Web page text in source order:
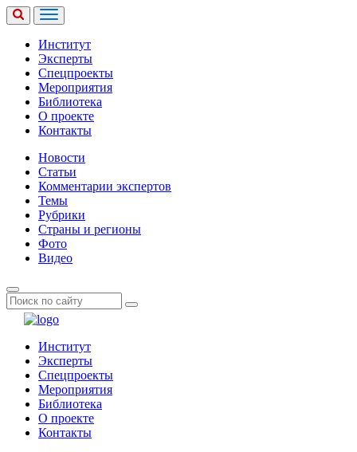
Институт
Эксперты
Спецпроекты
Мероприятия
Библиотека
О проекте
Контакты
Новости
Статьи
Комментарии экспертов
Темы
Рубрики
Страны и регионы
Фото
Видео
Институт
Эксперты
Спецпроекты
Мероприятия
Библиотека
О проекте
Контакты